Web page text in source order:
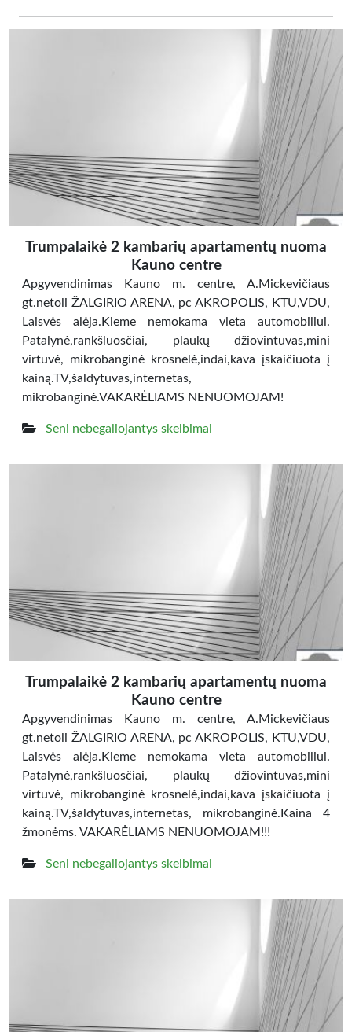
Trumpalaikė 2 kambarių apartamentų nuoma
Kauno centre
Apgyvendinimas Kauno m. centre, A.Mickevičiaus
gt.netoli ŽALGIRIO ARENA, pc AKROPOLIS, KTU,VDU,
Laisvės alėja.Kieme nemokama vieta automobiliui.
Patalynė,rankšluosčiai, plaukų džiovintuvas,mini
virtuvė, mikrobanginė krosnelė,indai,kava įskaičiuota į
kainą.TV,šaldytuvas,internetas,
mikrobanginė.VAKARĖLIAMS NENUOMOJAM!
Seni nebegaliojantys skelbimai
Trumpalaikė 2 kambarių apartamentų nuoma
Kauno centre
Apgyvendinimas Kauno m. centre, A.Mickevičiaus
gt.netoli ŽALGIRIO ARENA, pc AKROPOLIS, KTU,VDU,
Laisvės alėja.Kieme nemokama vieta automobiliui.
Patalynė,rankšluosčiai, plaukų džiovintuvas,mini
virtuvė, mikrobanginė krosnelė,indai,kava įskaičiuota į
kainą.TV,šaldytuvas,internetas, mikrobanginė.Kaina 4
žmonėms. VAKARĖLIAMS NENUOMOJAM!!!
Seni nebegaliojantys skelbimai